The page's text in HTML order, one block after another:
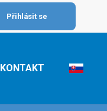
KONTAKT